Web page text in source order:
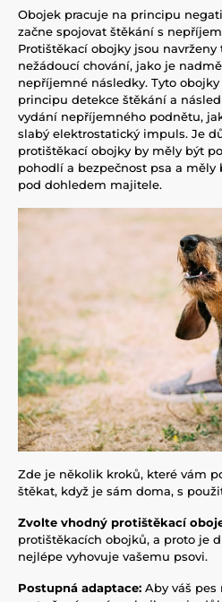
Obojek pracuje na principu
začne spojovat štěkání s
Protištěkací obojky jsou navrženy
nežádoucí chování, jako je
nepříjemné následky. Tyto
principu detekce štěkání a
vydání nepříjemného podnětu,
slabý elektrostatický impuls. Je
protištěkací obojky by měly být
pohodlí a bezpečnost psa a měly
pod dohledem majitele.
Zde je několik kroků, které vám
štěkat, když je sám doma, s
Zvolte vhodný protištěkací
protištěkacích obojků, a proto je
nejlépe vyhovuje vašemu psovi.
Postupná adaptace: Aby váš pes